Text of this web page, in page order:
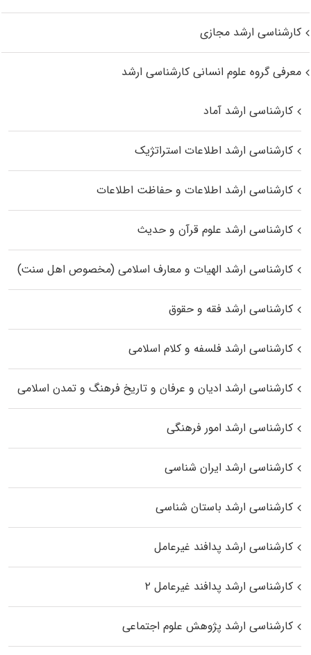
کارشناسی ارشد مجازی
معرفی گروه علوم انسانی کارشناسی ارشد
کارشناسی ارشد آماد
کارشناسی ارشد اطلاعات استراتژیک
کارشناسی ارشد اطلاعات و حفاظت اطلاعات
کارشناسی ارشد علوم قرآن و حدیث
کارشناسی ارشد الهیات و معارف اسلامی (مخصوص اهل سنت)
کارشناسی ارشد فقه و حقوق
کارشناسی ارشد فلسفه و کلام اسلامی
کارشناسی ارشد ادیان و عرفان و تاریخ فرهنگ و تمدن اسلامی
کارشناسی ارشد امور فرهنگی
کارشناسی ارشد ایران شناسی
کارشناسی ارشد باستان شناسی
کارشناسی ارشد پدافند غیرعامل
کارشناسی ارشد پدافند غیرعامل ۲
کارشناسی ارشد پژوهش علوم اجتماعی